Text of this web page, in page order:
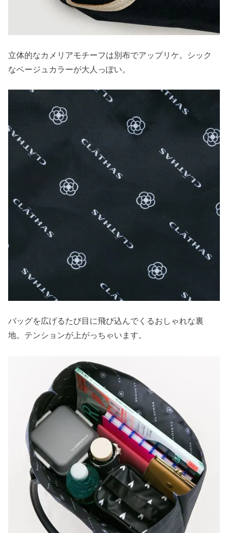
立体的なカメリアモチーフは別布でアップリケ。シック
なベージュカラーが大人っぽい。
バッグを広げるたび目に飛び込んでくるおしゃれな裏
地。テンションが上がっちゃいます。